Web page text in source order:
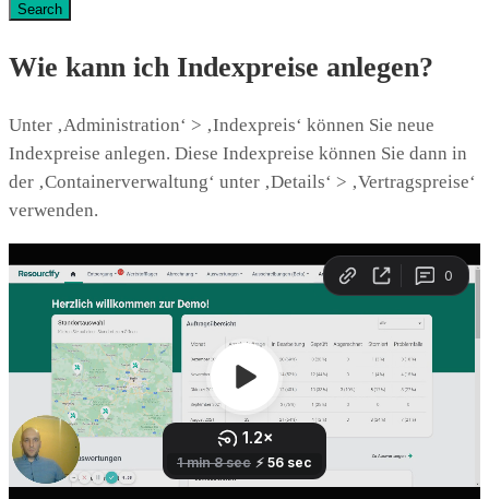
Search
Wie kann ich Indexpreise anlegen?
Unter ‚Administration‘ > ‚Indexpreis‘ können Sie neue
Indexpreise anlegen. Diese Indexpreise können Sie dann in
der ‚Containerverwaltung‘ unter ‚Details‘ > ‚Vertragspreise‘
verwenden.